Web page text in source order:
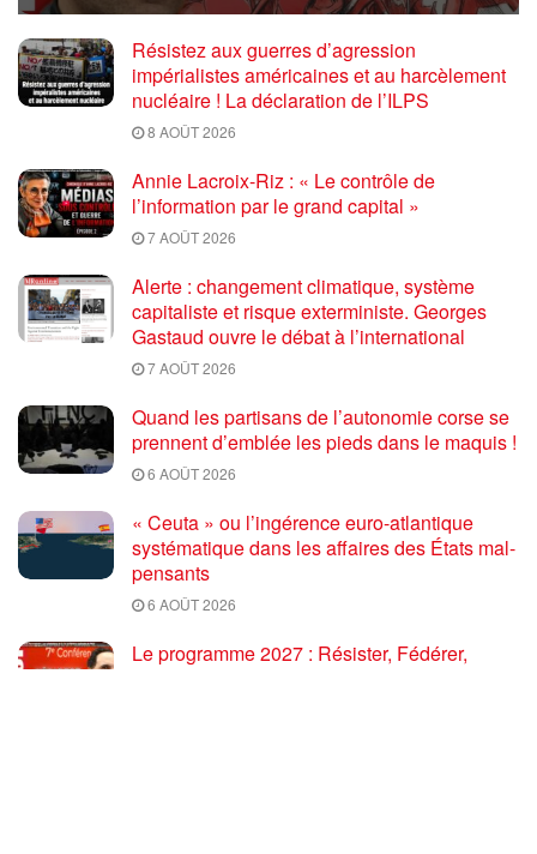
Résistez aux guerres d’agression
impérialistes américaines et au harcèlement
nucléaire ! La déclaration de l’ILPS
8 AOÛT 2026
Annie Lacroix-Riz : « Le contrôle de
l’information par le grand capital »
7 AOÛT 2026
Alerte : changement climatique, système
capitaliste et risque exterministe. Georges
Gastaud ouvre le débat à l’international
7 AOÛT 2026
Quand les partisans de l’autonomie corse se
prennent d’emblée les pieds dans le maquis !
6 AOÛT 2026
« Ceuta » ou l’ingérence euro-atlantique
systématique dans les affaires des États mal-
pensants
6 AOÛT 2026
Le programme 2027 : Résister, Fédérer,